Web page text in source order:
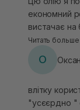
економний
вистачає на
Буквально
слизову
Хочу
кому Пінка
Читать больше
О
влітку
"усєєрдно "